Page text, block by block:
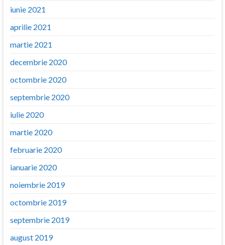
iunie 2021
aprilie 2021
martie 2021
decembrie 2020
octombrie 2020
septembrie 2020
iulie 2020
martie 2020
februarie 2020
ianuarie 2020
noiembrie 2019
octombrie 2019
septembrie 2019
august 2019